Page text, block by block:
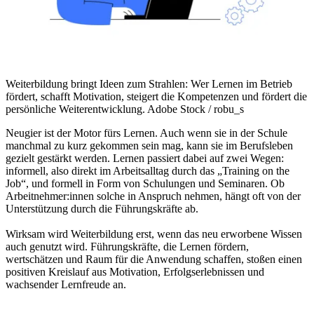
Weiterbildung bringt Ideen zum Strahlen: Wer Lernen im Betrieb
fördert, schafft Motivation, steigert die Kompetenzen und fördert die
persönliche Weiterentwicklung. Adobe Stock / robu_s
Neugier ist der Motor fürs Lernen. Auch wenn sie in der Schule
manchmal zu kurz gekommen sein mag, kann sie im Berufsleben
gezielt gestärkt werden. Lernen passiert dabei auf zwei Wegen:
informell, also direkt im Arbeitsalltag durch das „Training on the
Job“, und formell in Form von Schulungen und Seminaren. Ob
Arbeitnehmer:innen solche in Anspruch nehmen, hängt oft von der
Unterstützung durch die Führungskräfte ab.
Wirksam wird Weiterbildung erst, wenn das neu erworbene Wissen
auch genutzt wird. Führungskräfte, die Lernen fördern,
wertschätzen und Raum für die Anwendung schaffen, stoßen einen
positiven Kreislauf aus Motivation, Erfolgserlebnissen und
wachsender Lernfreude an.